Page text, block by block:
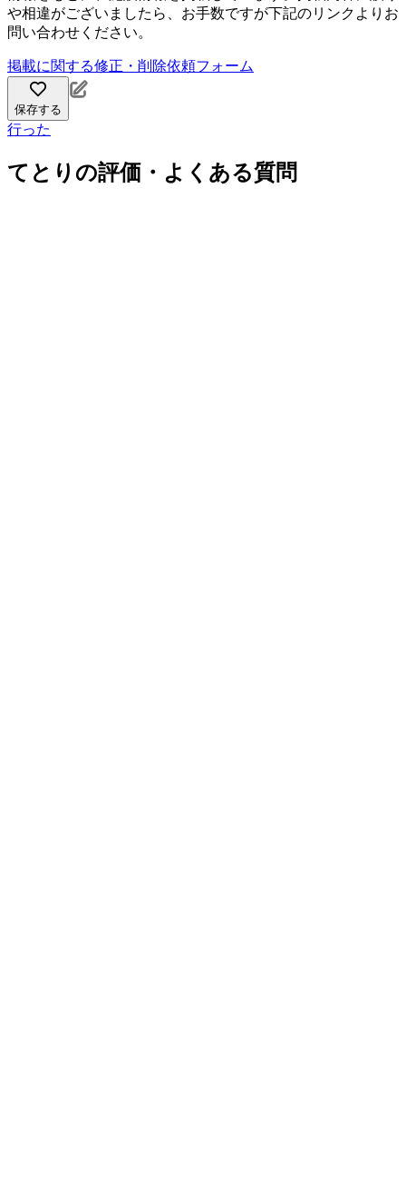
や相違がございましたら、お手数ですが下記のリンクよりお
問い合わせください。
掲載に関する修正・削除依頼フォーム
保存する
行った
てとりの評価・よくある質問